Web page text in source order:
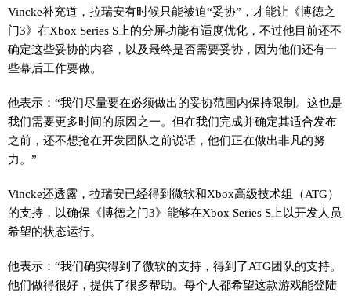
Vincke补充道，拉瑞安有时候只能被迫“妥协”，才能让《博德之
门3》在Xbox Series S上的分屏功能有适度优化，不过他目前还不
确定这些妥协的内容，以及最终是否需要妥协，因为他们还有一
些幕后工作要做。
他表示：“我们尽量要在必须做出的妥协范围内保持限制。这也是
我们需要更多时间的原因之一。但在我们完成并确定其适合发布
之前，还不想抢在开发团队之前说话，他们正在做出非凡的努
力。”
Vincke还透露，拉瑞安已经得到微软和Xbox高级技术组（ATG）
的支持，以确保《博德之门3》能够在Xbox Series S上以开发人员
希望的状态运行。
他表示：“我们确实得到了微软的支持，得到了ATG团队的支持。
他们做得很好，提供了很多帮助。每个人都希望这款游戏能登陆